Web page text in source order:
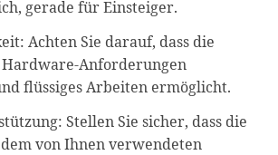
gerade für Einsteiger.
Achten Sie darauf, dass die
Anforderungen
flüssiges Arbeiten ermöglicht.
Stellen Sie sicher, dass die
von Ihnen verwendeten